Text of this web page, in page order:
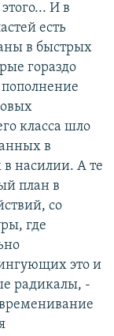
И в
есть
в быстрых
гораздо
класса шло
в
насилии. А те
план в
со
где
это и
радикалы, -